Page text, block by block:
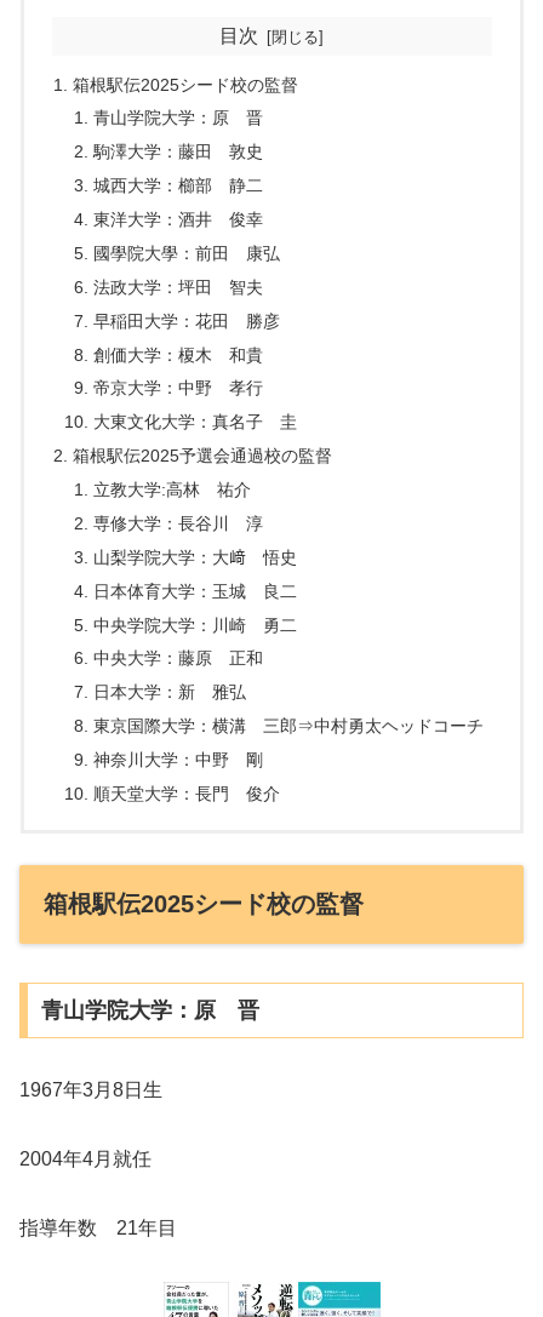
目次
箱根駅伝2025シード校の監督
青山学院大学：原 晋
駒澤大学：藤田 敦史
城西大学：櫛部 静二
東洋大学：酒井 俊幸
國學院大學：前田 康弘
法政大学：坪田 智夫
早稲田大学：花田 勝彦
創価大学：榎木 和貴
帝京大学：中野 孝行
大東文化大学：真名子 圭
箱根駅伝2025予選会通過校の監督
立教大学:高林 祐介
専修大学：長谷川 淳
山梨学院大学：大﨑 悟史
日本体育大学：玉城 良二
中央学院大学：川崎 勇二
中央大学：藤原 正和
日本大学：新 雅弘
東京国際大学：横溝 三郎⇒中村勇太ヘッドコーチ
神奈川大学：中野 剛
順天堂大学：長門 俊介
箱根駅伝2025シード校の監督
青山学院大学：原 晋
1967年3月8日生
2004年4月就任
指導年数 21年目